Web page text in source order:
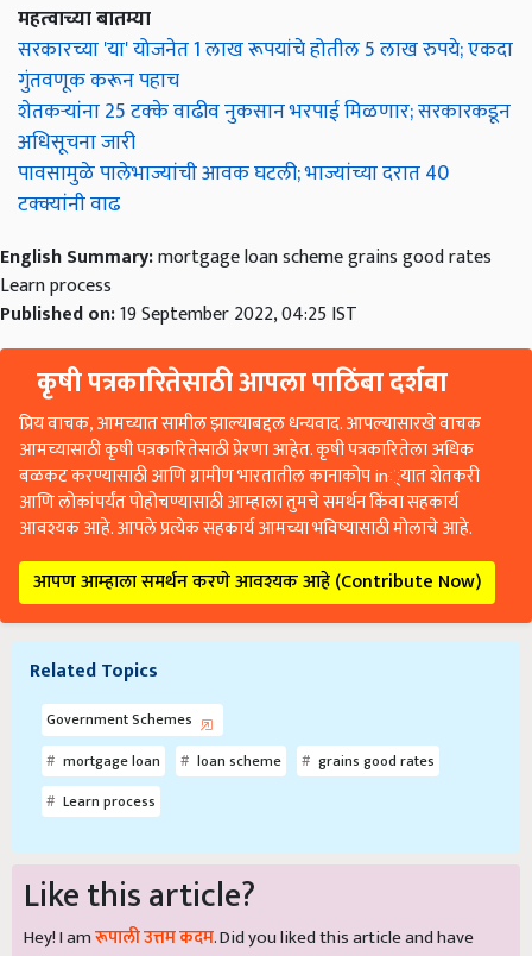
महत्वाच्या बातम्या
सरकारच्या 'या' योजनेत 1 लाख रूपयांचे होतील 5 लाख रुपये; एकदा
गुंतवणूक करून पहाच
शेतकऱ्यांना 25 टक्के वाढीव नुकसान भरपाई मिळणार; सरकारकडून
अधिसूचना जारी
पावसामुळे पालेभाज्यांची आवक घटली; भाज्यांच्या दरात 40
टक्क्यांनी वाढ
English Summary:mortgage loan scheme grains good rates
Learn process
Published on:19 September 2022, 04:25 IST
कृषी पत्रकारितेसाठी आपला पाठिंबा दर्शवा
प्रिय वाचक, आमच्यात सामील झाल्याबद्दल धन्यवाद. आपल्यासारखे वाचक
आमच्यासाठी कृषी पत्रकारितेसाठी प्रेरणा आहेत. कृषी पत्रकारितेला अधिक
बळकट करण्यासाठी आणि ग्रामीण भारतातील कानाकोप in्यात शेतकरी
आणि लोकांपर्यंत पोहोचण्यासाठी आम्हाला तुमचे समर्थन किंवा सहकार्य
आवश्यक आहे. आपले प्रत्येक सहकार्य आमच्या भविष्यासाठी मोलाचे आहे.
आपण आम्हाला समर्थन करणे आवश्यक आहे (Contribute Now)
Related Topics
Government Schemes
mortgage loan
loan scheme
grains good rates
Learn process
Like this article?
Hey! I amरूपाली उत्तम कदम. Did you liked this article and have